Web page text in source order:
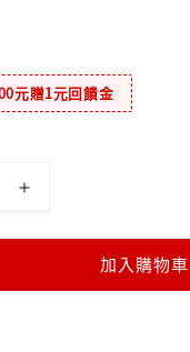
元贈1元回饋金
加入購物車